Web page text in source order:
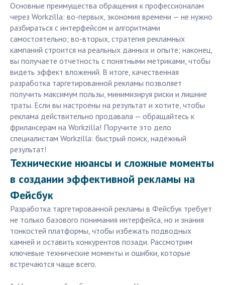
Основные преимущества обращения к профессионалам
через Workzilla: во-первых, экономия времени — не нужно
разбираться с интерфейсом и алгоритмами
самостоятельно; во-вторых, стратегия рекламных
кампаний строится на реальных данных и опыте; наконец,
вы получаете отчетность с понятными метриками, чтобы
видеть эффект вложений. В итоге, качественная
разработка таргетированной рекламы позволяет
получить максимум пользы, минимизируя риски и лишние
траты. Если вы настроены на результат и хотите, чтобы
реклама действительно продавала — обращайтесь к
фрилансерам на Workzilla! Поручите это дело
специалистам Workzilla: быстрый поиск, надёжный
результат!
Технические нюансы и сложные моменты
в создании эффективной рекламы на
Фейсбук
Разработка таргетированной рекламы в Фейсбук требует
не только базового понимания интерфейса, но и знания
тонкостей платформы, чтобы избежать подводных
камней и оставить конкурентов позади. Рассмотрим
ключевые технические моменты и ошибки, которые
встречаются чаще всего.